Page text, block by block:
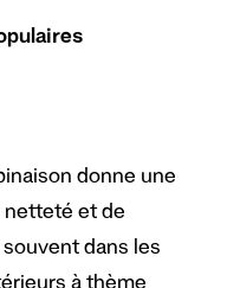
donne une
netteté et de
dans les